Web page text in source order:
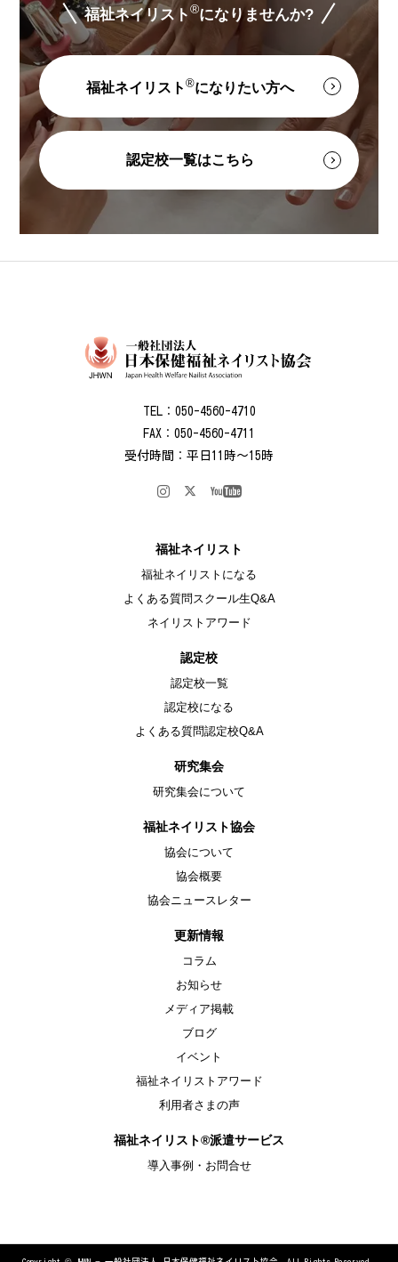
福祉ネイリスト®になりませんか?
福祉ネイリスト ®になりたい方へ
認定校一覧はこちら
TEL：050-4560-4710
FAX：050-4560-4711
受付時間：平日11時～15時
福祉ネイリスト
福祉ネイリストになる
よくある質問スクール生Q&A
ネイリストアワード
認定校
認定校一覧
認定校になる
よくある質問認定校Q&A
研究集会
研究集会について
福祉ネイリスト協会
協会について
協会概要
協会ニュースレター
更新情報
コラム
お知らせ
メディア掲載
ブログ
イベント
福祉ネイリストアワード
利用者さまの声
福祉ネイリスト®派遣サービス
導入事例・お問合せ